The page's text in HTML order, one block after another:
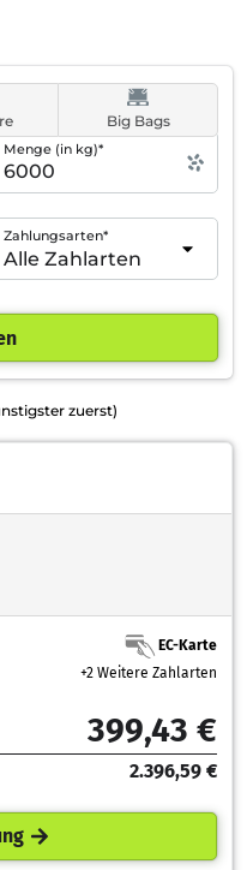
Big Bags
Menge (in kg)*
Zahlungsarten*
zuerst)
EC-Karte
+2 Weitere Zahlarten
399,43 €
2.396,59 €